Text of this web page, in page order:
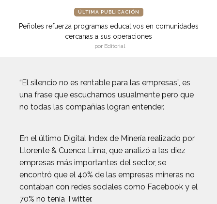
ÚLTIMA PUBLICACIÓN
Peñoles refuerza programas educativos en comunidades
cercanas a sus operaciones
por Editorial
“El silencio no es rentable para las empresas”, es
una frase que escuchamos usualmente pero que
no todas las compañías logran entender.
En el último Digital Index de Minería realizado por
Llorente & Cuenca Lima, que analizó a las diez
empresas más importantes del sector, se
encontró que el 40% de las empresas mineras no
contaban con redes sociales como Facebook y el
70% no tenía Twitter.